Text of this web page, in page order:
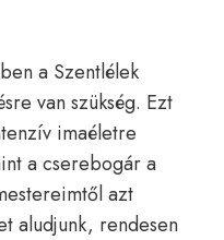
a Szentlélek
van szükség. Ezt
imaéletre
a cserebogár a
azt
aludjunk, rendesen